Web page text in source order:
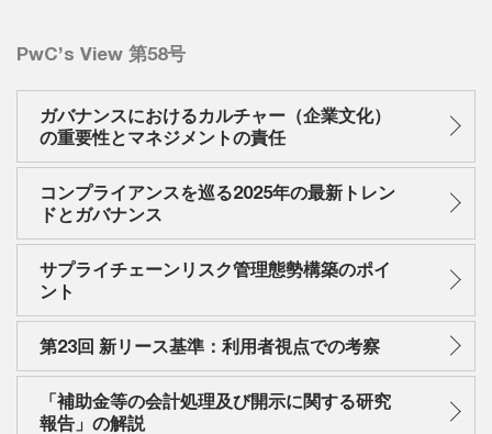
PwC’s View 第58号
ガバナンスにおけるカルチャー（企業文化）
の重要性とマネジメントの責任
コンプライアンスを巡る2025年の最新トレン
ドとガバナンス
サプライチェーンリスク管理態勢構築のポイ
ント
第23回 新リース基準：利用者視点での考察
「補助金等の会計処理及び開示に関する研究
報告」の解説